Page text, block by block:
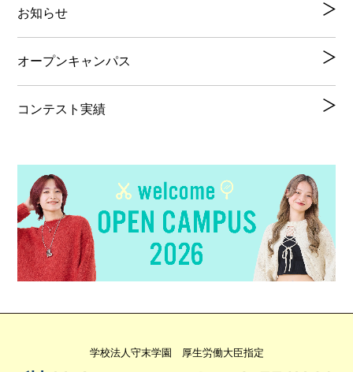
お知らせ
オープンキャンパス
コンテスト実績
学校法人守末学園 厚生労働大臣指定